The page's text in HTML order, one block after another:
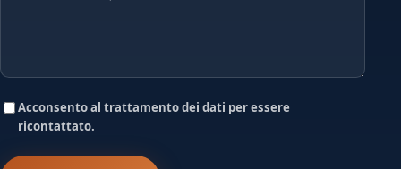
Acconsento al trattamento dei dati per essere
ricontattato.